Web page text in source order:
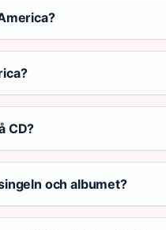
CD?
och albumet?